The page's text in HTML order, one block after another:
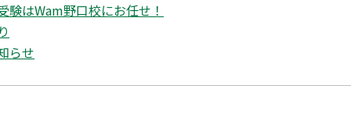
験はWam野口校にお任せ！
らせ